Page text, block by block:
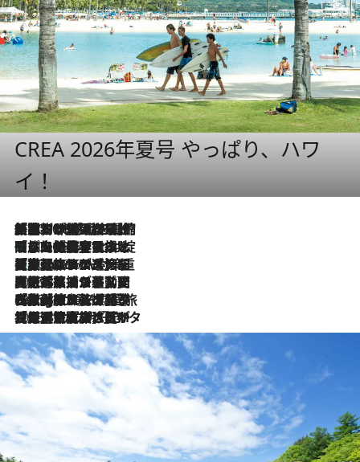
CREA 2026年夏号 やっぱり、ハワ
イ！
2026.8.6
「荷物が増えるほど旅ストレスは増す」美容ジャーナリストがたどり着いた最終結論。“化粧品を劇的に減らす”感動の凝縮美容とは
2026.8.6
「旅先には金髪ウィッグを持参」日本と同じメイクでは損してる!? 美容ジャーナリストが提案する“掟破りの旅美容”とは
2026.8.6
【厳選旅コスメ】「身軽さ＆UV対策重視！」ヘアアーティストshucoが選んだ夏旅ベストコスメを発表【Mサイズジップ】
2026.8.5
【厳選旅コスメ】国内をあちこち移動する河井菜摘が選んだ夏旅ベストコスメ発表！「リラックスアイテムはマスト」【Mサイズジップ】
2026.8.4
【厳選旅コスメ】「紫外線＆乾燥対策しながらメイク感も！」ヘア＆メイクGeorgeが選んだ夏旅ベストコスメを発表！【Mサイズジップ】
2026.8.3
【厳選旅コスメ】「保湿もタイパ重視！」“サウナ好き”タレント清水みさとが愛用する夏旅ベストコスメを発表！【Mサイズジップ】